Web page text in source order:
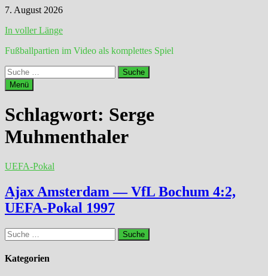
Zum
springen
7. August 2026
In voller Länge
Fußballpartien im Video als komplettes Spiel
Suche
nach:
Menü
Schlagwort: Serge
Muhmenthaler
UEFA-Pokal
Ajax Amsterdam — VfL Bochum 4:2,
UEFA-Pokal 1997
Suche
nach:
Kategorien